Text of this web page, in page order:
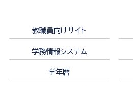
教職員向けサイト
学務情報システム
学年暦